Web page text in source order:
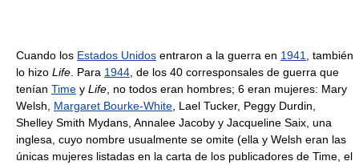
Cuando los Estados Unidos entraron a la guerra en 1941
, también
lo hizo Life . Para 1944 , de los 40 corresponsales de guerra que
tenían Time y Life , no todos eran hombres; 6 eran mujeres: Mary
Welsh, Margaret Bourke-White , Lael Tucker, Peggy Durdin,
Shelley Smith Mydans, Annalee Jacoby y Jacqueline Saix, una
inglesa, cuyo nombre usualmente se omite (ella y Welsh eran las
únicas mujeres listadas en la carta de los publicadores de Time, el